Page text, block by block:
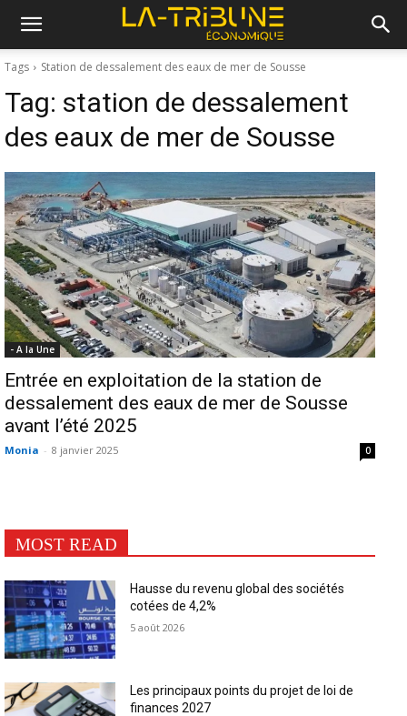
Tags Station de dessalement des eaux de mer de Sousse
Tag: station de dessalement
des eaux de mer de Sousse
- A la Une
Entrée en exploitation de la station de
dessalement des eaux de mer de Sousse
avant l’été 2025
Monia - 8 janvier 2025 0
MOST READ
Hausse du revenu global des sociétés
cotées de 4,2%
5 août 2026
Les principaux points du projet de loi de
finances 2027